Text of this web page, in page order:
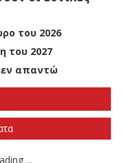
απαντώ
...